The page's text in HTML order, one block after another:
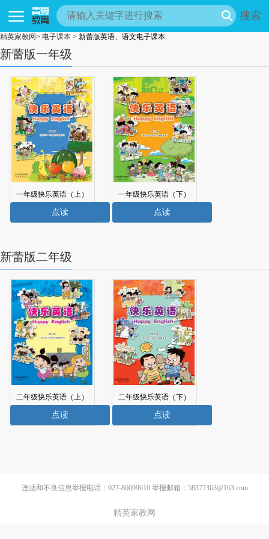
搜索
精英家教网> 电子课本 > 新蕾版英语、语文电子课本
新蕾版一年级
一年级快乐英语（上）
电子课本
点读
一年级快乐英语（下）
电子课本
点读
新蕾版二年级
二年级快乐英语（上）
电子课本
点读
二年级快乐英语（下）
电子课本
点读
违法和不良信息举报电话：027-86699610 举报邮箱：58377363@163.com
精英家教网